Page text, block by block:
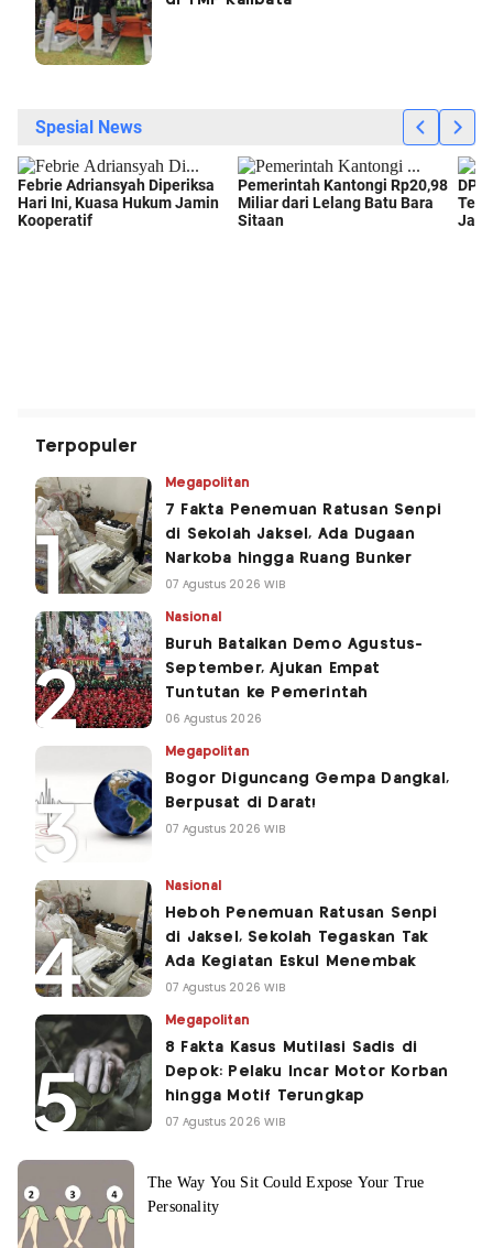
Terpopuler
Megapolitan
7 Fakta Penemuan Ratusan Senpi
di Sekolah Jaksel, Ada Dugaan
Narkoba hingga Ruang Bunker
07 Agustus 2026 WIB
Nasional
Buruh Batalkan Demo Agustus-
September, Ajukan Empat
Tuntutan ke Pemerintah
06 Agustus 2026
Megapolitan
Bogor Diguncang Gempa Dangkal,
Berpusat di Darat!
07 Agustus 2026 WIB
Nasional
Heboh Penemuan Ratusan Senpi
di Jaksel, Sekolah Tegaskan Tak
Ada Kegiatan Eskul Menembak
07 Agustus 2026 WIB
Megapolitan
8 Fakta Kasus Mutilasi Sadis di
Depok: Pelaku Incar Motor Korban
hingga Motif Terungkap
07 Agustus 2026 WIB